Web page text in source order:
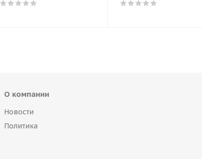
О компании
Новости
Политика